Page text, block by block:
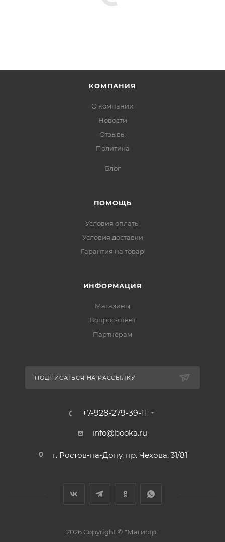
КОМПАНИЯ
О компании
Новости
Отзывы
Политика
Блог
ПОМОЩЬ
Условия оплаты
Условия доставки
Гарантия на товар
ИНФОРМАЦИЯ
Магазины
Вопрос-ответ
Партнёрам
ПОДПИСАТЬСЯ НА РАССЫЛКУ
+7-928-279-39-11
info@booka.ru
г. Ростов-на-Дону, пр. Чехова, 31/81
2026 Copyright © "Магистр"